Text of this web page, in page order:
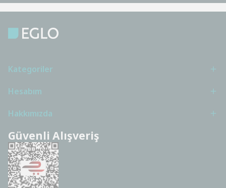
Kategoriler
Hesabım
Hakkımızda
Güvenli Alışveriş